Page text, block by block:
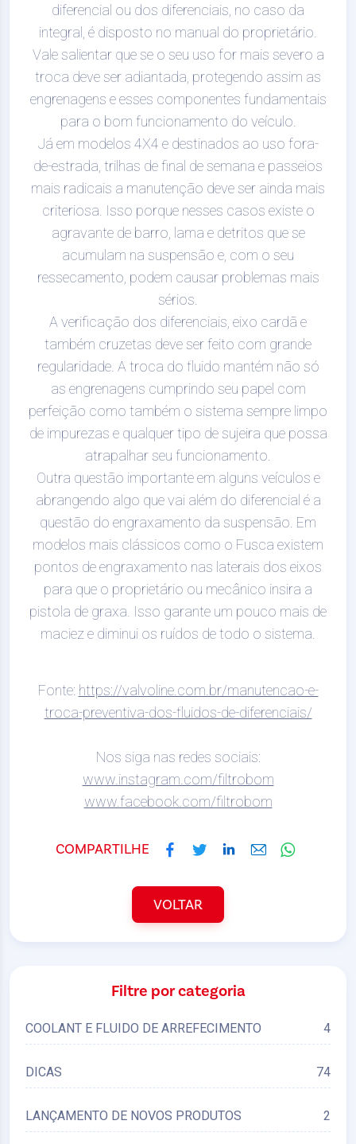
Filtre por categoria
COOLANT E FLUIDO DE ARREFECIMENTO 4
DICAS 74
LANÇAMENTO DE NOVOS PRODUTOS 2
diferencial ou dos diferenciais, no caso da
integral, é disposto no manual do proprietário.
Vale salientar que se o seu uso for mais severo a
troca deve ser adiantada, protegendo assim as
engrenagens e esses componentes fundamentais
para o bom funcionamento do veículo.
Já em modelos 4X4 e destinados ao uso fora-
de-estrada, trilhas de final de semana e passeios
mais radicais a manutenção deve ser ainda mais
criteriosa. Isso porque nesses casos existe o
agravante de barro, lama e detritos que se
acumulam na suspensão e, com o seu
ressecamento, podem causar problemas mais
sérios.
A verificação dos diferenciais, eixo cardã e
também cruzetas deve ser feito com grande
regularidade. A troca do fluido mantém não só
as engrenagens cumprindo seu papel com
perfeição como também o sistema sempre limpo
de impurezas e qualquer tipo de sujeira que possa
atrapalhar seu funcionamento.
Outra questão importante em alguns veículos e
abrangendo algo que vai além do diferencial é a
questão do engraxamento da suspensão. Em
modelos mais clássicos como o Fusca existem
pontos de engraxamento nas laterais dos eixos
para que o proprietário ou mecânico insira a
pistola de graxa. Isso garante um pouco mais de
maciez e diminui os ruídos de todo o sistema.
Fonte: https://valvoline.com.br/manutencao-e-
troca-preventiva-dos-fluidos-de-diferenciais/
Nos siga nas redes sociais:
www.instagram.com/filtrobom
www.facebook.com/filtrobom
COMPARTILHE
VOLTAR